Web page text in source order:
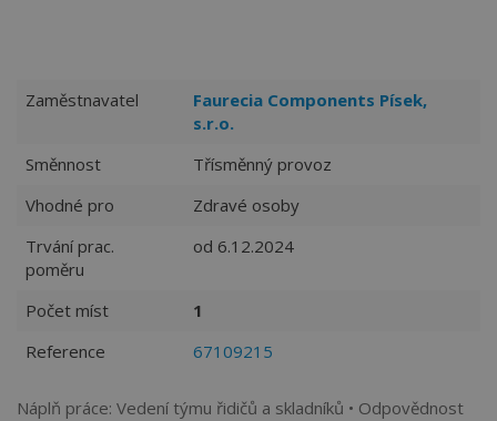
Zaměstnavatel
Faurecia Components Písek,
s.r.o.
Směnnost
Třísměnný provoz
Vhodné pro
Zdravé osoby
Trvání prac.
poměru
od 6.12.2024
Počet míst
1
Reference
67109215
Náplň práce: Vedení týmu řidičů a skladníků • Odpovědnost